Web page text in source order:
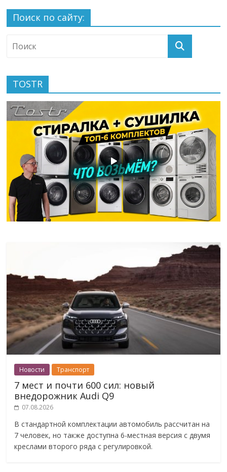
Поиск по сайту:
TOSTR
Новости Транспорт
7 мест и почти 600 сил: новый
внедорожник Audi Q9
07.08.2026
В стандартной комплектации автомобиль рассчитан на
7 человек, но также доступна 6-местная версия с двумя
креслами второго ряда с регулировкой.